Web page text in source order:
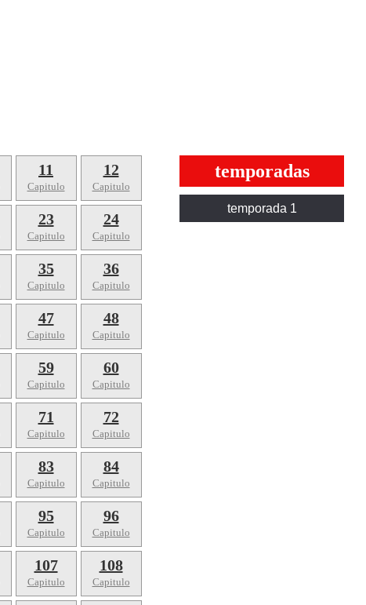
temporadas
temporada 1
11
Capitulo
12
Capitulo
23
Capitulo
24
Capitulo
35
Capitulo
36
Capitulo
47
Capitulo
48
Capitulo
59
Capitulo
60
Capitulo
71
Capitulo
72
Capitulo
83
Capitulo
84
Capitulo
95
Capitulo
96
Capitulo
107
Capitulo
108
Capitulo